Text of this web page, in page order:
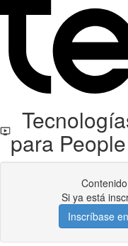
para
Si ya está
Inscríbase